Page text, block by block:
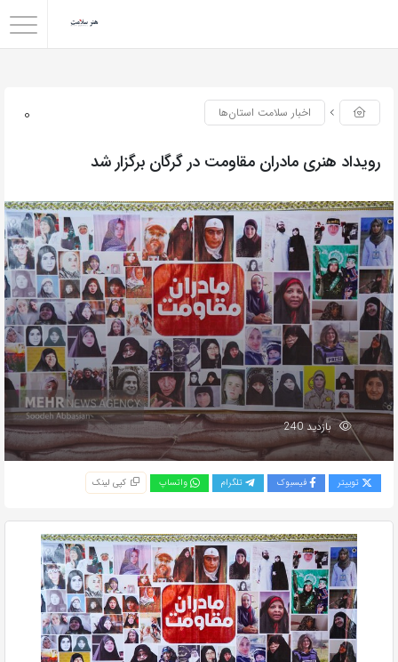
0 اخبار سلامت استان‌ها
رویداد هنری مادران مقاومت در گرگان برگزار شد
بازدید 240
توییتر فیسبوک تلگرام واتساپ کپی لینک